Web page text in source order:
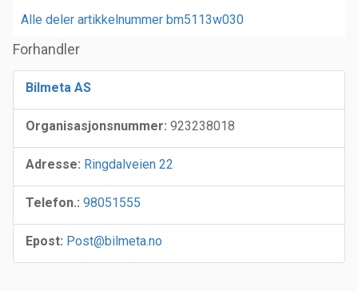
Alle deler artikkelnummer bm5113w030
Forhandler
Bilmeta AS
Organisasjonsnummer: 923238018
Adresse: Ringdalveien 22
Telefon.: 98051555
Epost: Post@bilmeta.no